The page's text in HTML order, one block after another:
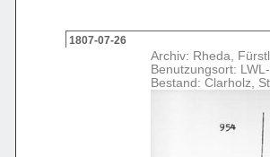
1807-07-26
Archiv: Rheda,
Benutzungsort:
Bestand: Clarholz,